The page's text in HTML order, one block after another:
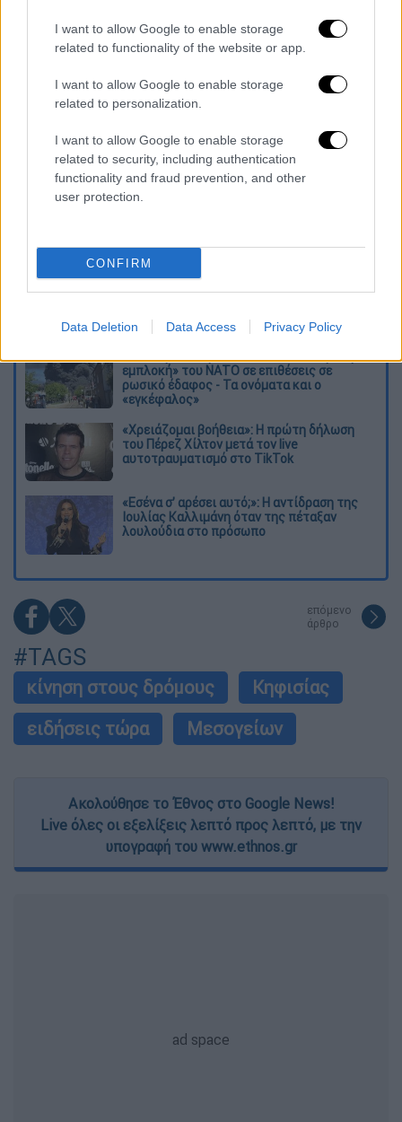
I want to allow Google to enable storage
related to functionality of the website or app.
I want to allow Google to enable storage
related to personalization.
I want to allow Google to enable storage
related to security, including authentication
functionality and fraud prevention, and other
user protection.
CONFIRM
Data Deletion Data Access Privacy Policy
Καθυστερήσεις στο ρεύμα προς
Αεροδρόμιο 5΄-10΄από
Μεταμόρφωση έως Κηφισίας.
Λαμία στο ρεύμα προς Ελευσίνα.
— Attiki Odos Traffic (@aodostraffic)
September 1, 2025
Διαβάστε ακόμη
Σοκαριστικό βίντεο από το τροχαίο στις
Σέρρες που σκοτώθηκαν μητέρα και γιος:
Νέα κλιμάκωση: Η Μόσχα δείχνει «άμεση
εμπλοκή» του ΝΑΤΟ σε επιθέσεις σε
ρωσικό έδαφος - Τα ονόματα και ο
«εγκέφαλος»
«Χρειάζομαι βοήθεια»: Η πρώτη δήλωση
του Πέρεζ Χίλτον μετά τον live
αυτοτραυματισμό στο TikTok
«Εσένα σ’ αρέσει αυτό;»: Η αντίδραση της
Ιουλίας Καλλιμάνη όταν της πέταξαν
λουλούδια στο πρόσωπο
επόμενο
άρθρο
#TAGS
κίνηση στους δρόμους
Κηφισίας
ειδήσεις τώρα
Μεσογείων
Ακολούθησε το Έθνος στο Google News!
Live όλες οι εξελίξεις λεπτό προς λεπτό, με την
υπογραφή του www.ethnos.gr